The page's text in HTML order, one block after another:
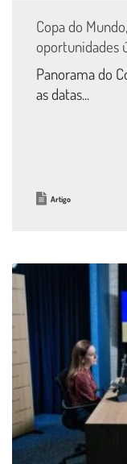
Copa do
oportunidades
Panorama do
as datas...
Artigo